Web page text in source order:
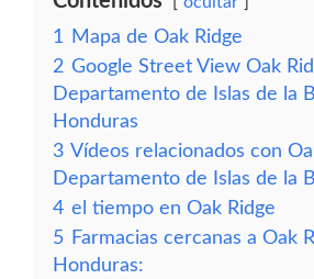
1
Mapa de Oak Ridge
2 Google Street View Oak
Departamento de Islas de la
Honduras
3 Vídeos relacionados con
Departamento de Islas de la
4 el tiempo en Oak Ridge
5 Farmacias cercanas a Oak
Honduras: